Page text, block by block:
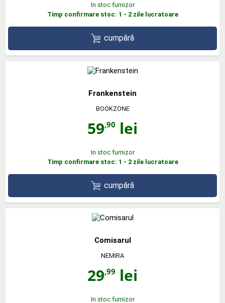
In stoc furnizor
Timp confirmare stoc: 1 - 2 zile lucratoare
cumpără
Frankenstein
BOOKZONE
59,90 lei
In stoc furnizor
Timp confirmare stoc: 1 - 2 zile lucratoare
cumpără
Comisarul
NEMIRA
29,99 lei
In stoc furnizor